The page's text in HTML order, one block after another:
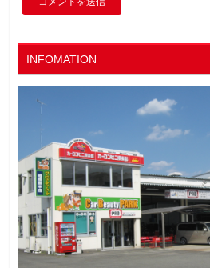
INFOMATION